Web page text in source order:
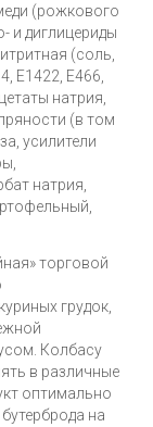
(рожкового
и диглицериды
(соль,
Е1422, Е466,
натрия,
(в том
усилители
натрия,
торговой
грудок,
Колбасу
в различные
оптимально
на